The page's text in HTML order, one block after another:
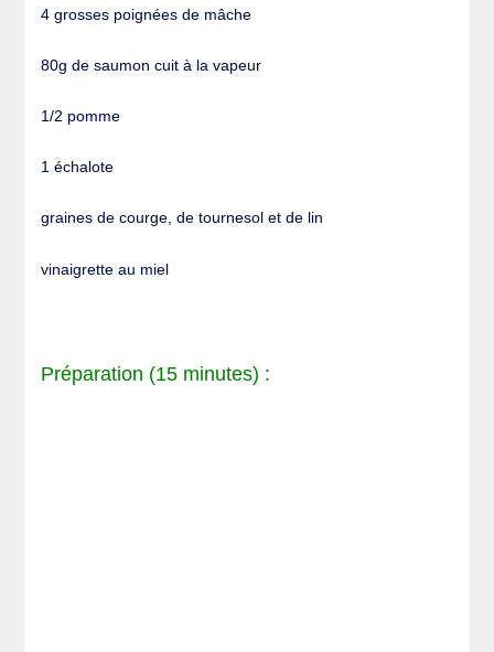
4 grosses poignées de mâche
80g de saumon cuit à la vapeur
1/2 pomme
1 échalote
graines de courge, de tournesol et de lin
vinaigrette au miel
Préparation (15 minutes) :